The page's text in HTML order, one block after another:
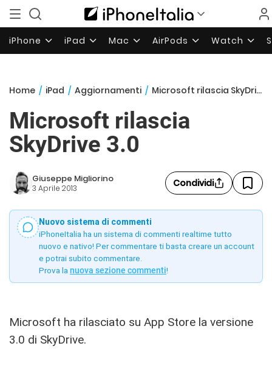
iPhone iPad Mac AirPods Watch
Home / iPad / Aggiornamenti / Microsoft rilascia SkyDrive 3.0
Microsoft rilascia
SkyDrive 3.0
Giuseppe Migliorino
3 Aprile 2013 Condividi
Nuovo sistema di commenti
iPhoneItalia ha un sistema di commenti realtime tutto
nuovo e nativo! Per commentare ti basta creare un account
e potrai subito commentare.
Prova la nuova sezione commenti!
Microsoft ha rilasciato su App Store la versione
3.0 di SkyDrive.